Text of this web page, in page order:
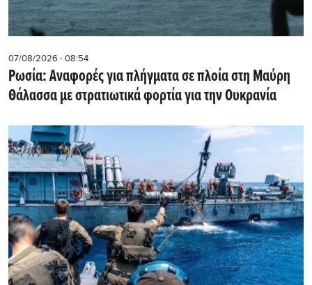
07/08/2026 - 08:54
Ρωσία: Αναφορές για πλήγματα σε πλοία στη Μαύρη
Θάλασσα με στρατιωτικά φορτία για την Ουκρανία